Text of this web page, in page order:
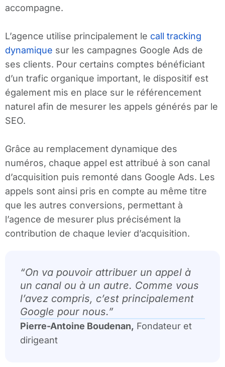
accompagne.
L’agence utilise principalement le call tracking
dynamique sur les campagnes Google Ads de
ses clients. Pour certains comptes bénéficiant
d’un trafic organique important, le dispositif est
également mis en place sur le référencement
naturel afin de mesurer les appels générés par le
SEO.
Grâce au remplacement dynamique des
numéros, chaque appel est attribué à son canal
d’acquisition puis remonté dans Google Ads. Les
appels sont ainsi pris en compte au même titre
que les autres conversions, permettant à
l’agence de mesurer plus précisément la
contribution de chaque levier d’acquisition.
“On va pouvoir attribuer un appel à
un canal ou à un autre. Comme vous
l’avez compris, c’est principalement
Google pour nous.”
Pierre-Antoine Boudenan, Fondateur et
dirigeant